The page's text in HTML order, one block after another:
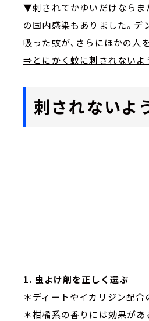
▼刺されてかゆいだけならま
の国内感染もありました。デ
吸った蚊が、さらにほかの人
⇒とにかく蚊に刺されないよ
刺されないよ
1. 虫よけ剤を正しく選ぶ
＊ディートやイカリジン配合
＊柑橘系の香りには効果が